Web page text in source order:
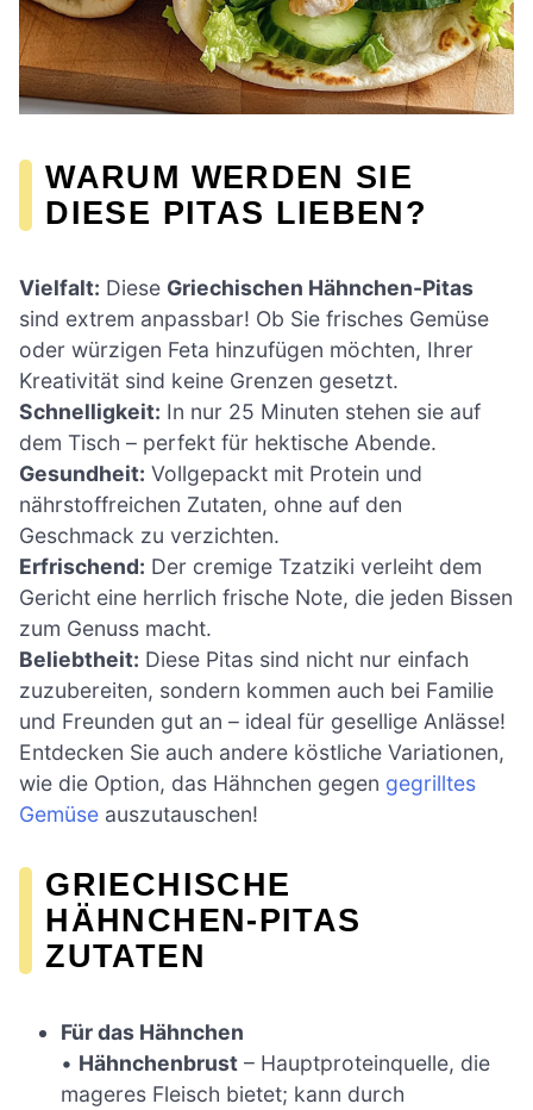
WARUM WERDEN SIE
DIESE PITAS LIEBEN?
Vielfalt: Diese Griechischen Hähnchen-Pitas
sind extrem anpassbar! Ob Sie frisches Gemüse
oder würzigen Feta hinzufügen möchten, Ihrer
Kreativität sind keine Grenzen gesetzt.
Schnelligkeit: In nur 25 Minuten stehen sie auf
dem Tisch – perfekt für hektische Abende.
Gesundheit: Vollgepackt mit Protein und
nährstoffreichen Zutaten, ohne auf den
Geschmack zu verzichten.
Erfrischend: Der cremige Tzatziki verleiht dem
Gericht eine herrlich frische Note, die jeden Bissen
zum Genuss macht.
Beliebtheit: Diese Pitas sind nicht nur einfach
zuzubereiten, sondern kommen auch bei Familie
und Freunden gut an – ideal für gesellige Anlässe!
Entdecken Sie auch andere köstliche Variationen,
wie die Option, das Hähnchen gegen gegrilltes
Gemüse auszutauschen!
GRIECHISCHE
HÄHNCHEN-PITAS
ZUTATEN
Für das Hähnchen
• Hähnchenbrust – Hauptproteinquelle, die
mageres Fleisch bietet; kann durch